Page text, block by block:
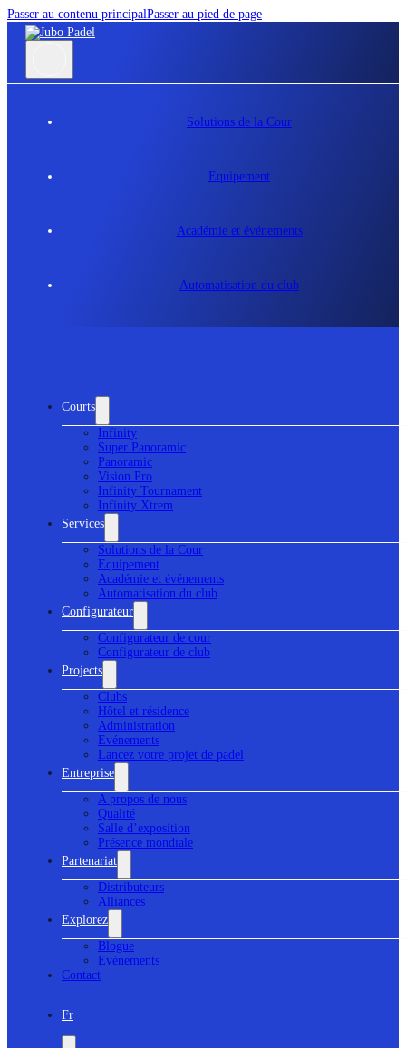
Passer au contenu principalPasser au pied de page
Solutions de la Cour
Equipement
Académie et événements
Automatisation du club
Courts
Infinity
Super Panoramic
Panoramic
Vision Pro
Infinity Tournament
Infinity Xtrem
Services
Solutions de la Cour
Equipement
Académie et événements
Automatisation du club
Configurateur
Configurateur de cour
Configurateur de club
Projects
Clubs
Hôtel et résidence
Administration
Evénements
Lancez votre projet de padel
Entreprise
A propos de nous
Qualité
Salle d’exposition
Présence mondiale
Partenariat
Distributeurs
Alliances
Explorez
Blogue
Evénements
Contact
Fr